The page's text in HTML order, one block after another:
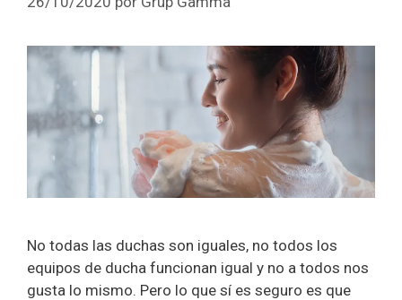
No todas las duchas son iguales, no todos los
equipos de ducha funcionan igual y no a todos nos
gusta lo mismo. Pero lo que sí es seguro es que